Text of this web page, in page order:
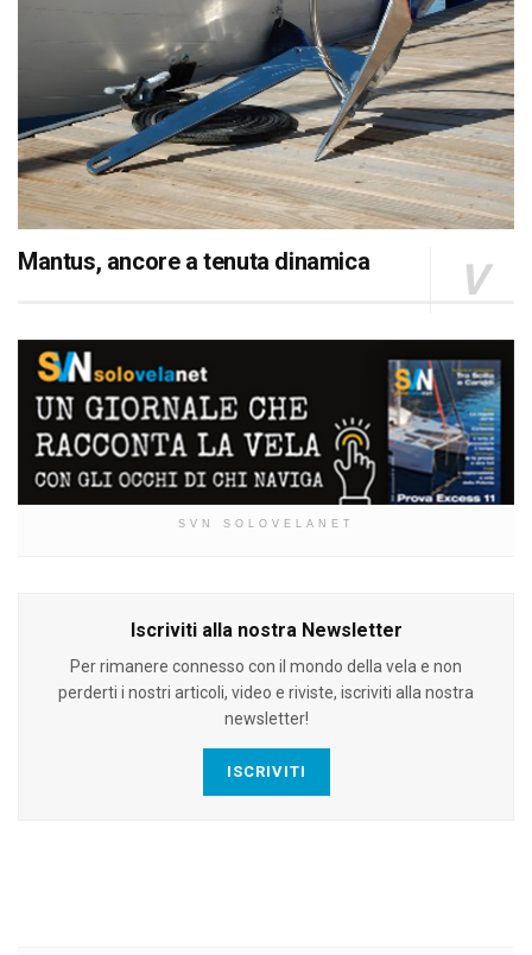
Mantus, ancore a tenuta dinamica
SVN SOLOVELANET
Iscriviti alla nostra Newsletter
Per rimanere connesso con il mondo della vela e non
perderti i nostri articoli, video e riviste, iscriviti alla nostra
newsletter!
ISCRIVITI